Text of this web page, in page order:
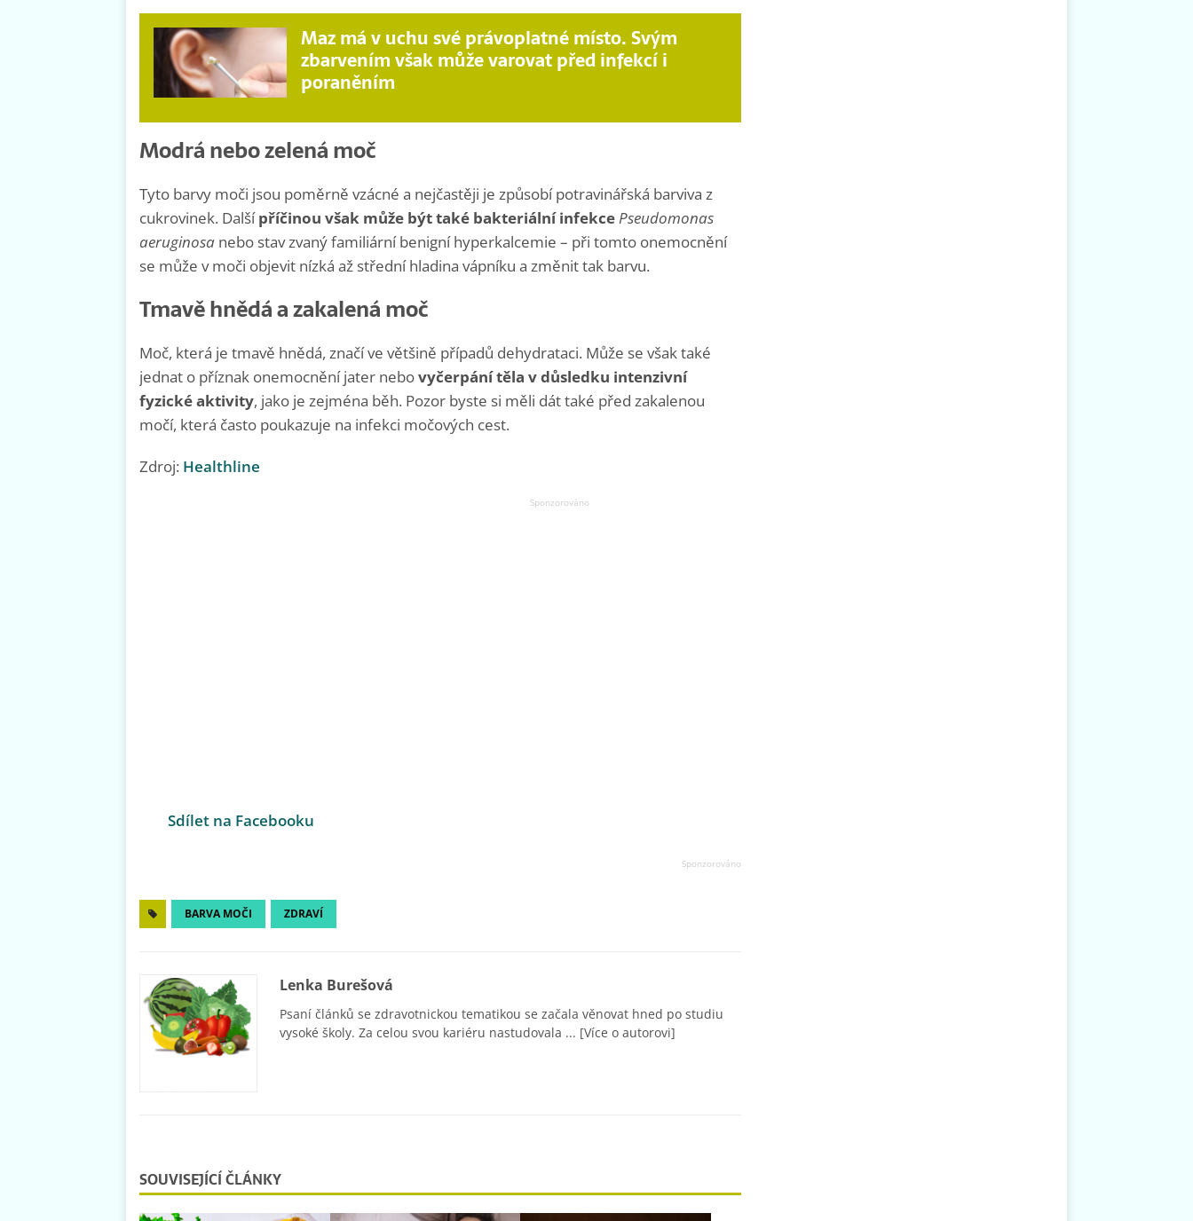
Maz má v uchu své právoplatné místo. Svým
zbarvením však může varovat před infekcí i
poraněním
Modrá nebo zelená moč
Tyto barvy moči jsou poměrně vzácné a nejčastěji je způsobí potravinářská barviva z
cukrovinek. Dalšípříčinou však může být také bakteriální infekcePseudomonas
aeruginosa nebo stav zvaný familiární benigní hyperkalcemie – při tomto onemocnění
se může v moči objevit nízká až střední hladina vápníku a změnit tak barvu.
Tmavě hnědá a zakalená moč
Moč, která je tmavě hnědá, značí ve většině případů dehydrataci. Může se však také
jednat o příznak onemocnění jater nebovyčerpání těla v důsledku intenzivní
fyzické aktivity, jako je zejména běh. Pozor byste si měli dát také před zakalenou
močí, která často poukazuje na infekci močových cest.
Zdroj: Healthline
Sdílet na Facebooku
BARVA MOČI ZDRAVÍ
Lenka Burešová
Psaní článků se zdravotnickou tematikou se začala věnovat hned po studiu
vysoké školy. Za celou svou kariéru nastudovala ... [Více o autorovi]
SOUVISEJÍCÍ ČLÁNKY